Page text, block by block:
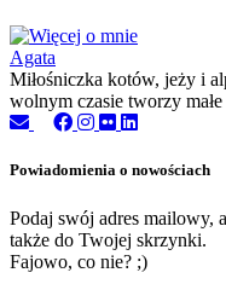
Agata
Miłośniczka kotów, jeży i
wolnym czasie tworzy
Powiadomienia o nowościach
Podaj swój adres mailowy,
także do Twojej skrzynki.
Fajowo, co nie? ;)